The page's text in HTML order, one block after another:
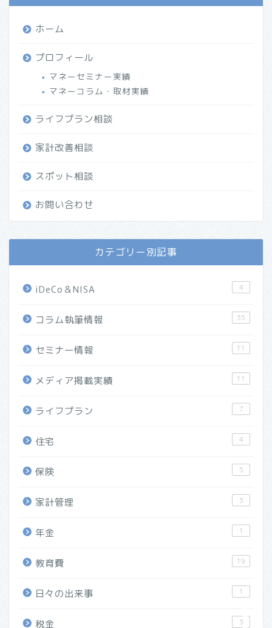
ホーム
プロフィール
マネーセミナー実績
マネーコラム・取材実績
ライフプラン相談
家計改善相談
スポット相談
お問い合わせ
カテゴリー別記事
iDeCo＆NISA 4
コラム執筆情報 35
セミナー情報 11
メディア掲載実績 11
ライフプラン 7
住宅 4
保険 5
家計管理 3
年金 1
教育費 19
日々の出来事 1
税金 3